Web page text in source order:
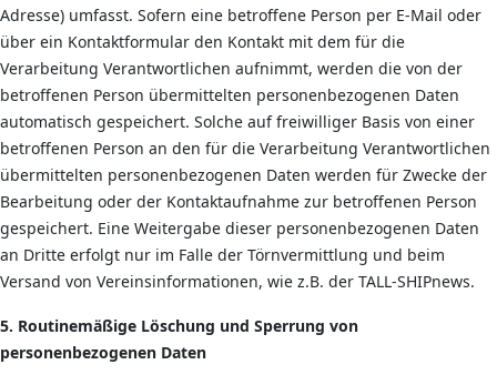
Adresse) umfasst. Sofern eine betroffene Person per E-Mail oder
über ein Kontaktformular den Kontakt mit dem für die
Verarbeitung Verantwortlichen aufnimmt, werden die von der
betroffenen Person übermittelten personenbezogenen Daten
automatisch gespeichert. Solche auf freiwilliger Basis von einer
betroffenen Person an den für die Verarbeitung Verantwortlichen
übermittelten personenbezogenen Daten werden für Zwecke der
Bearbeitung oder der Kontaktaufnahme zur betroffenen Person
gespeichert. Eine Weitergabe dieser personenbezogenen Daten
an Dritte erfolgt nur im Falle der Törnvermittlung und beim
Versand von Vereinsinformationen, wie z.B. der TALL-SHIPnews.
5. Routinemäßige Löschung und Sperrung von
personenbezogenen Daten